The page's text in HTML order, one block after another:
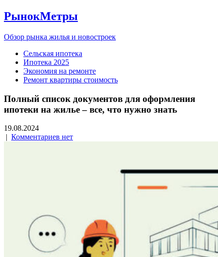
РынокМетры
Обзор рынка жилья и новостроек
Сельская ипотека
Ипотека 2025
Экономия на ремонте
Ремонт квартиры стоимость
Полный список документов для оформления
ипотеки на жилье – все, что нужно знать
19.08.2024
| Комментариев нет